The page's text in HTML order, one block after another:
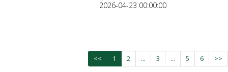
2026-04-23 00:00:00
<< 1 2 ... 3 ... 5 6 >>